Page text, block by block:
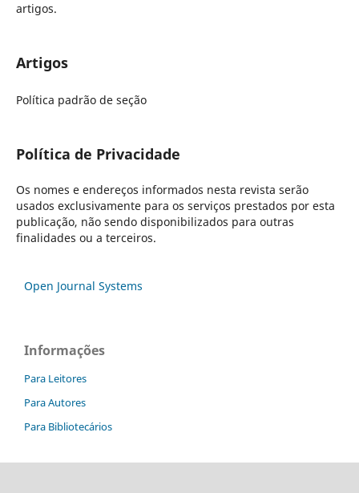
artigos.
Artigos
Política padrão de seção
Política de Privacidade
Os nomes e endereços informados nesta revista serão
usados exclusivamente para os serviços prestados por esta
publicação, não sendo disponibilizados para outras
finalidades ou a terceiros.
Open Journal Systems
Informações
Para Leitores
Para Autores
Para Bibliotecários